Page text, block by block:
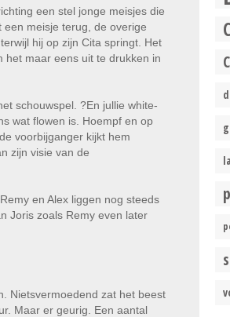
een stel jonge meisjes die
meisje terug, de overige
hij op zijn Cita springt. Het
het maar eens uit te drukken in
schouwspel. ?En jullie white-
wat flowen is. Hoempf en op
voorbijganger kijkt hem
zijn visie van de
en Alex liggen nog steeds
Joris zoals Remy even later
Nietsvermoedend zat het beest
Maar er geurig. Een aantal